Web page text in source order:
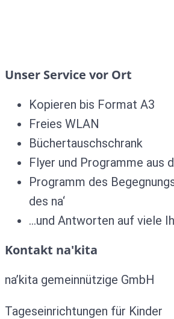
Unser Service vor Ort
Kopieren bis Format A3
Freies WLAN
Büchertauschschrank
Flyer und Programme aus
Programm des
des na‘
…und Antworten auf viele
Kontakt na'kita
na’kita gemeinnützige GmbH
Tageseinrichtungen für Kinder